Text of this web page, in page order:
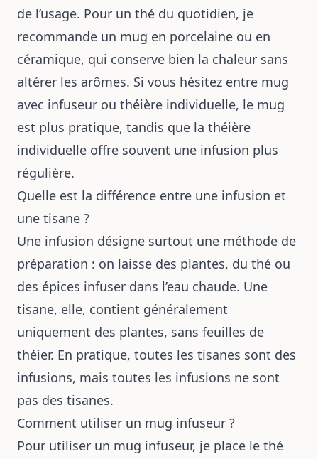
de l’usage. Pour un thé du quotidien, je
recommande un mug en porcelaine ou en
céramique, qui conserve bien la chaleur sans
altérer les arômes. Si vous hésitez entre mug
avec infuseur ou théière individuelle, le mug
est plus pratique, tandis que la théière
individuelle offre souvent une infusion plus
régulière.
Quelle est la différence entre une infusion et
une tisane ?
Une infusion désigne surtout une méthode de
préparation : on laisse des plantes, du thé ou
des épices infuser dans l’eau chaude. Une
tisane, elle, contient généralement
uniquement des plantes, sans feuilles de
théier. En pratique, toutes les tisanes sont des
infusions, mais toutes les infusions ne sont
pas des tisanes.
Comment utiliser un mug infuseur ?
Pour utiliser un mug infuseur, je place le thé